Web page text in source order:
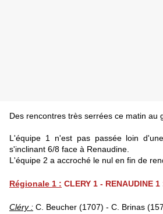
Des rencontres très serrées ce matin au
L'équipe 1 n'est pas passée loin
s'inclinant 6/8 face à Renaudine.
L'équipe 2 a accroché le nul en fin de
Régionale 1 : CLERY 1 - RENAUDINE 1
Cléry : C. Beucher (1707) - C. Brinas